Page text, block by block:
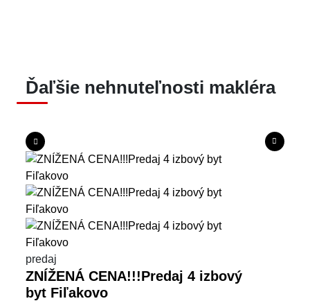
Ďaľšie nehnuteľnosti makléra
predaj
ZNÍŽENÁ CENA!!!Predaj 4 izbový
byt Fiľakovo